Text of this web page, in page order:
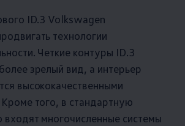
ID.3 Volkswagen
технологии
Четкие контуры ID.3
зрелый вид, а интерьер
высококачественными
того, в стандартную
входят многочисленные системы